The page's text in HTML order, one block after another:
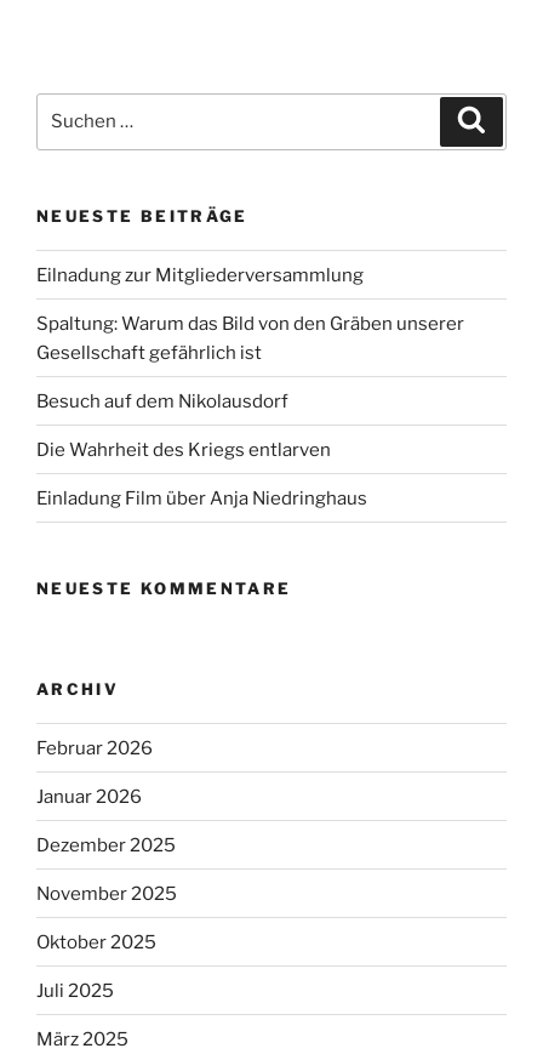
nach:
NEUESTE BEITRÄGE
Eilnadung zur Mitgliederversammlung
Spaltung: Warum das Bild von den Gräben unserer
Gesellschaft gefährlich ist
Besuch auf dem Nikolausdorf
Die Wahrheit des Kriegs entlarven
Einladung Film über Anja Niedringhaus
NEUESTE KOMMENTARE
ARCHIV
Februar 2026
Januar 2026
Dezember 2025
November 2025
Oktober 2025
Juli 2025
März 2025